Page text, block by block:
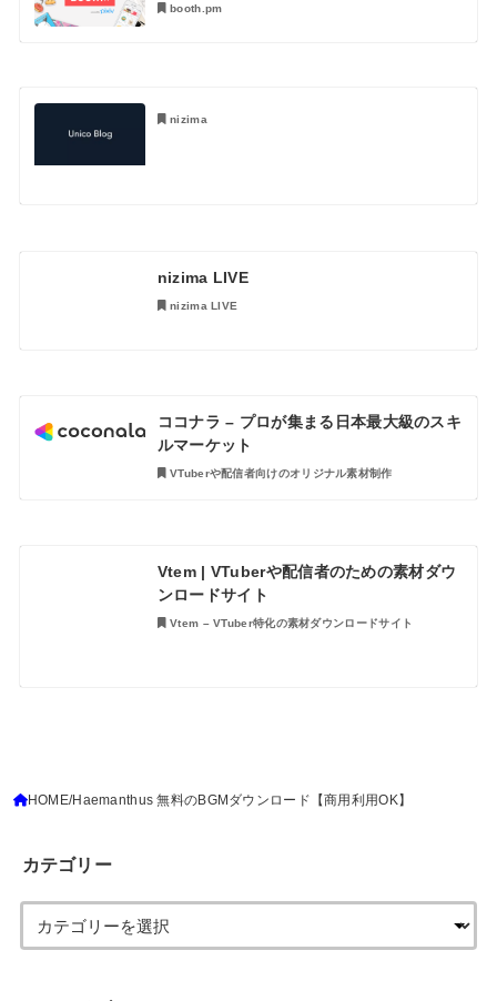
booth.pm
nizima
nizima LIVE
nizima LIVE
ココナラ – プロが集まる日本最大級のスキ
ルマーケット
Vtem | VTuberや配信者のための素材ダウ
ンロードサイト
カテゴリー